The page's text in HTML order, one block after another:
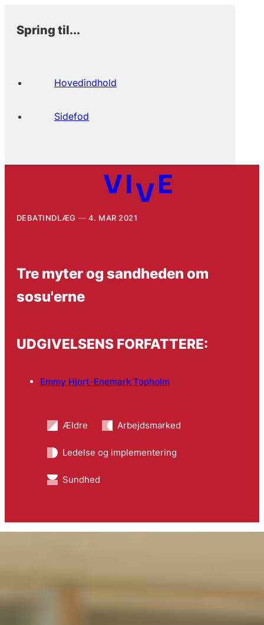
Spring til...
Hovedindhold
Sidefod
DEBATINDLÆG 4. MAR 2021
Tre myter og sandheden om
sosu'erne
UDGIVELSENS FORFATTERE:
Emmy Hjort-Enemark Topholm
Ældre Arbejdsmarked
Ledelse og implementering
Sundhed